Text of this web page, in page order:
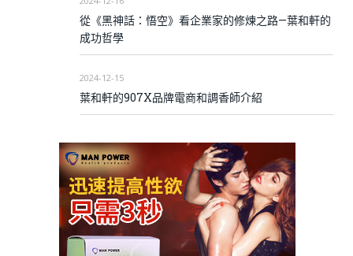
從《黑神話：悟空》看企業家的修煉之路—葉和軒的
成功哲學
2024-12-15
葉和軒的907X品牌電商和調香師介紹